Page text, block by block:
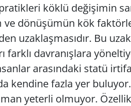
köklü değişimin
ve dönüşümün kök
uzaklaşmasıdır. Bu
farklı davranışlara
arasındaki statü
kendine fazla yer
yeterli olmuyor.